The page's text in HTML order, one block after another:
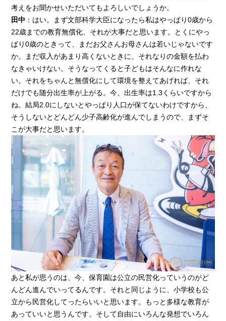
考えをお聞かせいただいてもよろしいでしょうか。
田中 ：はい。まず文部科学大臣になったら私はやっぱり0歳から
22歳までの教育無償化、それが大事だと思います。とくにやっ
ぱり0歳のときって、まだお父さんお母さんは若いじゃないです
か。まだ収入があまり高くないときに、それなりの金額を払わ
なきゃいけない。そうなってくると子どもはそんなに作れな
い。それをちゃんと無償化にして環境を整えてあげれば、それ
だけでも随分出生率が上がる。今、出生率は1.3くらいですから
ね。結局2.0にしないとやっぱり人口が保てないわけですから、
そうしないとどんどん少子高齢化が進んでしまうので、まずそ
こが大事だと思います。
あと私が思うのは、今、保育園は公立の民営化っていうのがど
んどん進んでいってるんです。それと同じように、小学校も公
立から民営化してったらいいと思います。もっと多様な教育が
あっていいと思うんです。そして自由にいろんな発想でいろん